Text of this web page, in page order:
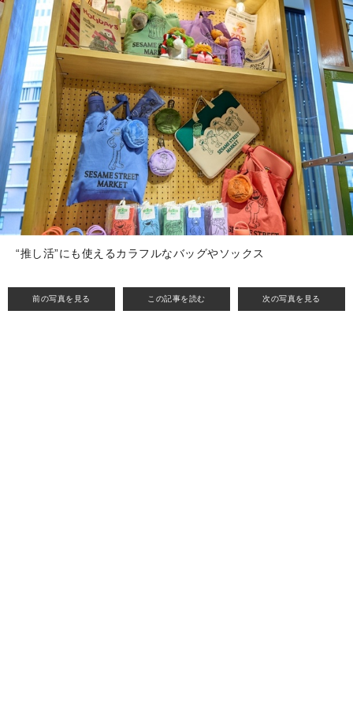
前の写真を見る この記事を読む 次の写真を見る
“推し活”にも使えるカラフルなバッグやソックス